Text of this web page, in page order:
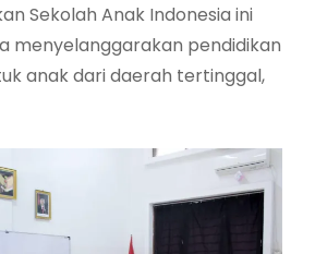
Sekolah Anak Indonesia ini
menyelanggarakan pendidikan
anak dari daerah tertinggal,